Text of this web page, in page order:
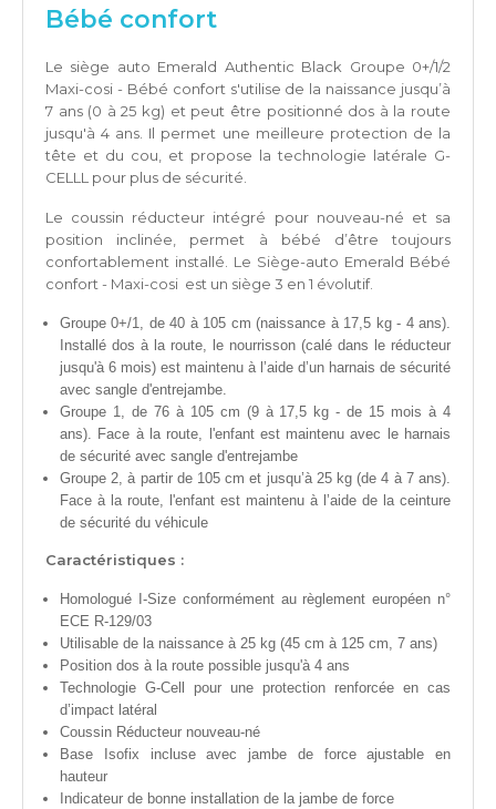
Bébé confort
Le siège auto Emerald Authentic Black Groupe 0+/1/2
Maxi-cosi - Bébé confort s'utilise de la naissance jusqu’à
7 ans (0 à 25 kg) et peut être positionné dos à la route
jusqu'à 4 ans. Il permet une meilleure protection de la
tête et du cou, et propose la technologie latérale G-
CELLL pour plus de sécurité.
Le coussin réducteur intégré pour nouveau-né et sa
position inclinée, permet à bébé d’être toujours
confortablement installé. Le Siège-auto Emerald Bébé
confort - Maxi-cosi est un siège 3 en 1 évolutif.
Groupe 0+/1, de 40 à 105 cm (naissance à 17,5 kg - 4 ans).
Installé dos à la route, le nourrisson (calé dans le réducteur
jusqu'à 6 mois) est maintenu à l’aide d’un harnais de sécurité
avec sangle d'entrejambe.
Groupe 1, de 76 à 105 cm (9 à 17,5 kg - de 15 mois à 4
ans). Face à la route, l'enfant est maintenu avec le harnais
de sécurité avec sangle d'entrejambe
Groupe 2, à partir de 105 cm et jusqu’à 25 kg (de 4 à 7 ans).
Face à la route, l'enfant est maintenu à l’aide de la ceinture
de sécurité du véhicule
Caractéristiques :
Homologué I-Size conformément au règlement européen n°
ECE R-129/03
Utilisable de la naissance à 25 kg (45 cm à 125 cm, 7 ans)
Position dos à la route possible jusqu'à 4 ans
Technologie G-Cell pour une protection renforcée en cas
d’impact latéral
Coussin Réducteur nouveau-né
Base Isofix incluse avec jambe de force ajustable en
hauteur
Indicateur de bonne installation de la jambe de force